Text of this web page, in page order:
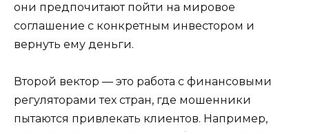
они предпочитают пойти на мировое
соглашение с конкретным инвестором и
вернуть ему деньги.
Второй вектор — это работа с финансовыми
регуляторами тех стран, где мошенники
пытаются привлекать клиентов. Например,